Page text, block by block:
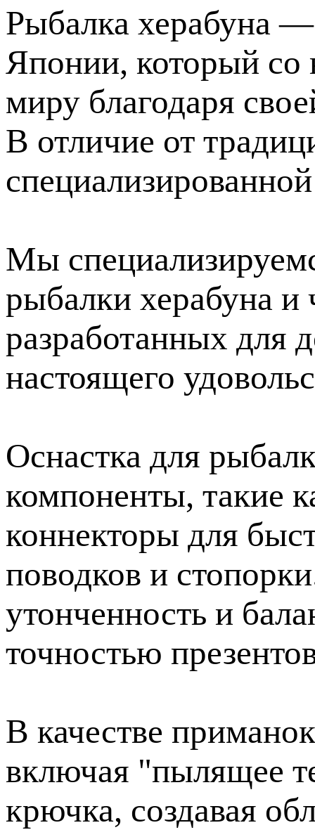
Рыбалка херабуна
Японии, который со
миру благодаря
В отличие от
Мы
рыбалки херабуна и
разработанных для
настоящего
Оснастка для
компоненты, такие
коннекторы для
поводков и
утонченность и
точностью
В качестве
включая "пылящее
крючка, создавая